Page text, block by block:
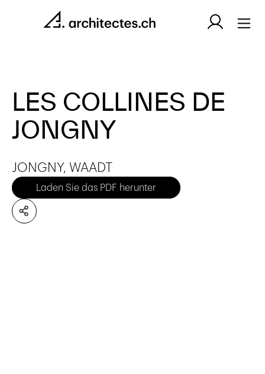
LES COLLINES DE
JONGNY
JONGNY, WAADT
Laden Sie das PDF herunter